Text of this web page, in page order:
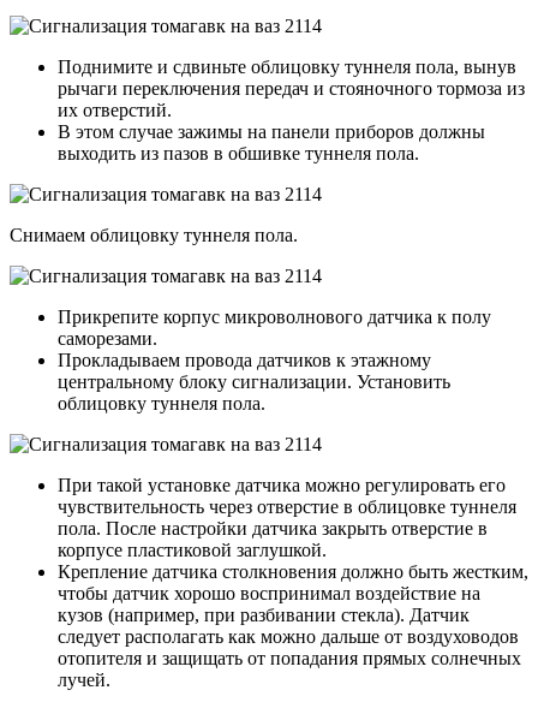
Поднимите и сдвиньте облицовку туннеля пола, вынув
рычаги переключения передач и стояночного тормоза из
их отверстий.
В этом случае зажимы на панели приборов должны
выходить из пазов в обшивке туннеля пола.
Снимаем облицовку туннеля пола.
Прикрепите корпус микроволнового датчика к полу
саморезами.
Прокладываем провода датчиков к этажному
центральному блоку сигнализации. Установить
облицовку туннеля пола.
При такой установке датчика можно регулировать его
чувствительность через отверстие в облицовке туннеля
пола. После настройки датчика закрыть отверстие в
корпусе пластиковой заглушкой.
Крепление датчика столкновения должно быть жестким,
чтобы датчик хорошо воспринимал воздействие на
кузов (например, при разбивании стекла). Датчик
следует располагать как можно дальше от воздуховодов
отопителя и защищать от попадания прямых солнечных
лучей.